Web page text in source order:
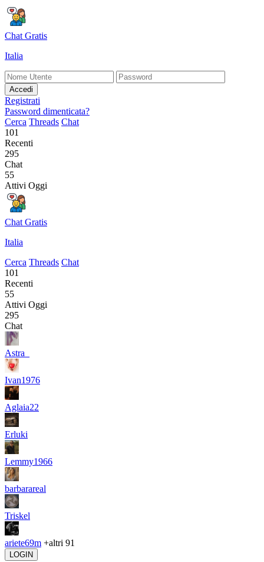
Chat Gratis
Italia
Accedi
Registrati
Password dimenticata?
Cerca Threads Chat
101
Recenti
295
Chat
55
Attivi Oggi
Chat Gratis
Italia
Cerca Threads Chat
101
Recenti
55
Attivi Oggi
295
Chat
Astra_
Ivan1976
Aglaia22
Erluki
Lemmy1966
barbarareal
Triskel
ariete69m +altri 91
LOGIN